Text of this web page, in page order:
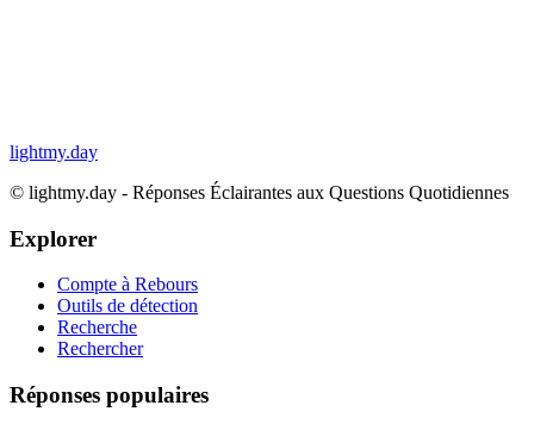
lightmy.day
© lightmy.day - Réponses Éclairantes aux Questions Quotidiennes
Explorer
Compte à Rebours
Outils de détection
Recherche
Rechercher
Réponses populaires